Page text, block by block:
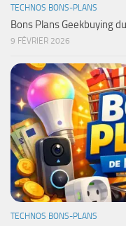
TECHNOS BONS-PLANS
Bons Plans Geekbuying
9 FÉVRIER 2026
TECHNOS BONS-PLANS